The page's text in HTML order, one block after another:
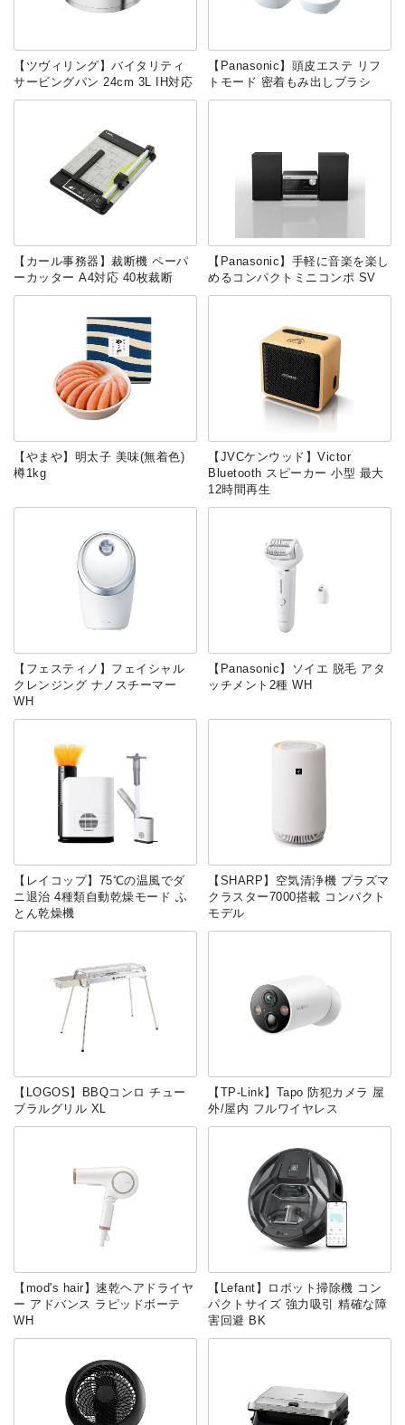
【ツヴィリング】バイタリティ
サービングパン 24cm 3L IH対応
【Panasonic】頭皮エステ リフ
トモード 密着もみ出しブラシ
【カール事務器】裁断機 ペーパ
ーカッター A4対応 40枚裁断
【Panasonic】手軽に音楽を楽し
めるコンパクトミニコンポ SV
【やまや】明太子 美味(無着色)
樽1kg
【JVCケンウッド】Victor
Bluetooth スピーカー 小型 最大
12時間再生
【フェスティノ】フェイシャル
クレンジング ナノスチーマー
WH
【Panasonic】ソイエ 脱毛 アタ
ッチメント2種 WH
【レイコップ】75℃の温風でダ
ニ退治 4種類自動乾燥モード ふ
とん乾燥機
【SHARP】空気清浄機 プラズマ
クラスター7000搭載 コンパクト
モデル
【LOGOS】BBQコンロ チュー
ブラルグリル XL
【TP-Link】Tapo 防犯カメラ 屋
外/屋内 フルワイヤレス
【mod's hair】速乾ヘアドライヤ
ー アドバンス ラピッドボーテ
WH
【Lefant】ロボット掃除機 コン
パクトサイズ 強力吸引 精確な障
害回避 BK